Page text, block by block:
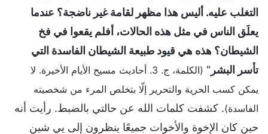
التغلب عليه. أليس هذا مظهر لقامة غير ناضجة؟ عندما
يعلَق الناس في مثل هذه الحالات، أفلم يقعوا في فخ
الشيطان؟ هذه هي قيود طبيعة الشيطان الفاسدة التي
تأسر البشر "
(الكلمة، ج. 3. أحاديث مسيح الأيام الأخيرة. لا
يمكن كسب الحرية والتحرير إلّا بتخلص المرء من شخصيته
الفاسدة). كشفت كلمات الله عن حالتي بالضبط. رأيت أنه
حين كان الإخوة والأخوات جميعًا ينظرون إلى يي شين